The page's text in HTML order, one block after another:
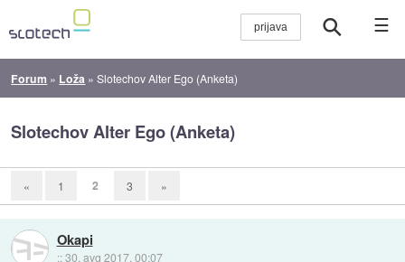
☰
Forum » Loža »Slotechov Alter Ego (Anketa)
Slotechov Alter Ego (Anketa)
« 1 2 3 »
Okapi
::30. avg 2017, 00:07